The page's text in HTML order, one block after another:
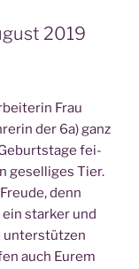
2019
Frau
der 6a) ganz
fei­
gesel­li­ges Tier.
denn
star­ker und
unter­stüt­zen
auch Eurem